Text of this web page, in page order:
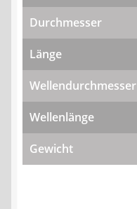
Durchmesser
Länge
Wellendurchmesser
Wellenlänge
Gewicht